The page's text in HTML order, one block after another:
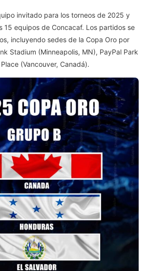
invitado para los torneos de 2025 y
15 equipos de Concacaf. Los partidos se
incluyendo sedes de la Copa Oro por
Stadium (Minneapolis, MN), PayPal Park
(Vancouver, Canadá).